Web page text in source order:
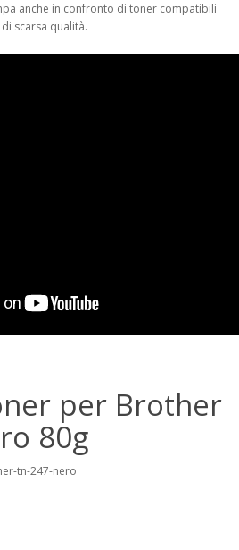
anche in confronto di toner compatibili
scarsa qualità.
per Brother
80g
tn-247-nero